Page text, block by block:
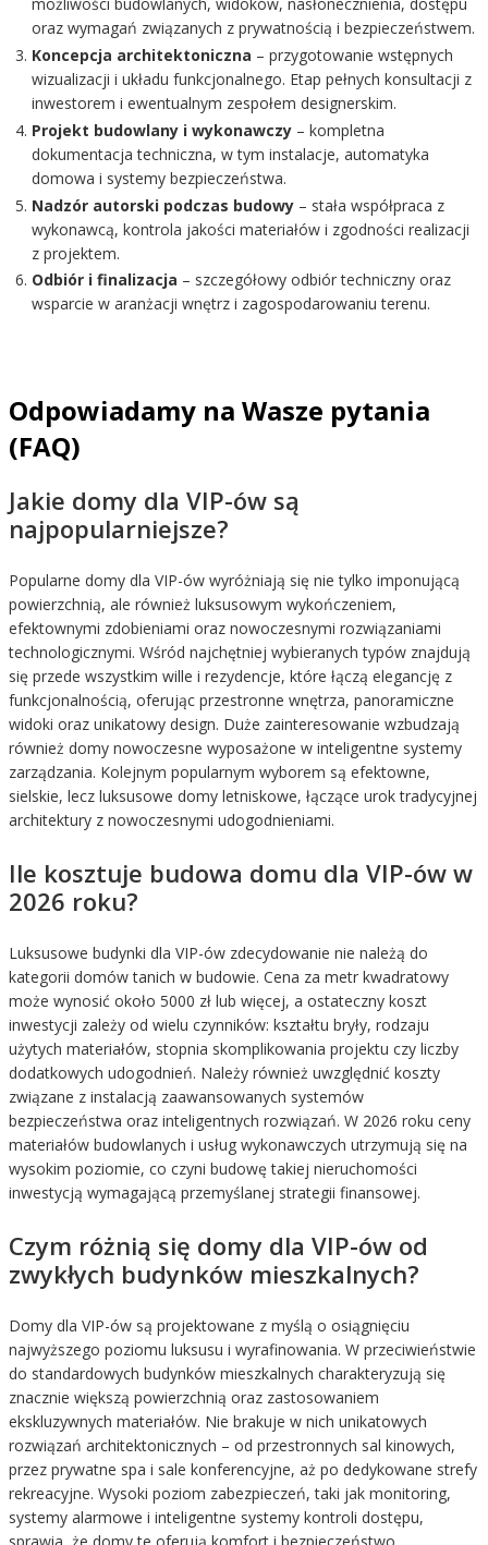
oraz wymagań związanych z prywatnością i bezpieczeństwem.
Koncepcja architektoniczna – przygotowanie wstępnych
wizualizacji i układu funkcjonalnego. Etap pełnych konsultacji z
inwestorem i ewentualnym zespołem designerskim.
Projekt budowlany i wykonawczy – kompletna
dokumentacja techniczna, w tym instalacje, automatyka
domowa i systemy bezpieczeństwa.
Nadzór autorski podczas budowy – stała współpraca z
wykonawcą, kontrola jakości materiałów i zgodności realizacji
z projektem.
Odbiór i finalizacja – szczegółowy odbiór techniczny oraz
wsparcie w aranżacji wnętrz i zagospodarowaniu terenu.
Odpowiadamy na Wasze pytania
(FAQ)
Jakie domy dla VIP-ów są
najpopularniejsze?
Popularne domy dla VIP-ów wyróżniają się nie tylko imponującą
powierzchnią, ale również luksusowym wykończeniem,
efektownymi zdobieniami oraz nowoczesnymi rozwiązaniami
technologicznymi. Wśród najchętniej wybieranych typów znajdują
się przede wszystkim wille i rezydencje, które łączą elegancję z
funkcjonalnością, oferując przestronne wnętrza, panoramiczne
widoki oraz unikatowy design. Duże zainteresowanie wzbudzają
również domy nowoczesne wyposażone w inteligentne systemy
zarządzania. Kolejnym popularnym wyborem są efektowne,
sielskie, lecz luksusowe domy letniskowe, łączące urok tradycyjnej
architektury z nowoczesnymi udogodnieniami.
Ile kosztuje budowa domu dla VIP-ów w
2026 roku?
Luksusowe budynki dla VIP-ów zdecydowanie nie należą do
kategorii domów tanich w budowie. Cena za metr kwadratowy
może wynosić około 5000 zł lub więcej, a ostateczny koszt
inwestycji zależy od wielu czynników: kształtu bryły, rodzaju
użytych materiałów, stopnia skomplikowania projektu czy liczby
dodatkowych udogodnień. Należy również uwzględnić koszty
związane z instalacją zaawansowanych systemów
bezpieczeństwa oraz inteligentnych rozwiązań. W 2026 roku ceny
materiałów budowlanych i usług wykonawczych utrzymują się na
wysokim poziomie, co czyni budowę takiej nieruchomości
inwestycją wymagającą przemyślanej strategii finansowej.
Czym różnią się domy dla VIP-ów od
zwykłych budynków mieszkalnych?
Domy dla VIP-ów są projektowane z myślą o osiągnięciu
najwyższego poziomu luksusu i wyrafinowania. W przeciwieństwie
do standardowych budynków mieszkalnych charakteryzują się
znacznie większą powierzchnią oraz zastosowaniem
ekskluzywnych materiałów. Nie brakuje w nich unikatowych
rozwiązań architektonicznych – od przestronnych sal kinowych,
przez prywatne spa i sale konferencyjne, aż po dedykowane strefy
rekreacyjne. Wysoki poziom zabezpieczeń, taki jak monitoring,
systemy alarmowe i inteligentne systemy kontroli dostępu,